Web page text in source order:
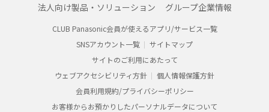
法人向け製品・ソリューション グループ企業情報
CLUB Panasonic会員が使えるアプリ/サービス一覧
SNSアカウント一覧
サイトマップ
サイトのご利用にあたって
ウェブアクセシビリティ方針
個人情報保護方針
会員利用規約/プライバシーポリシー
お客様からお預かりしたパーソナルデータについて